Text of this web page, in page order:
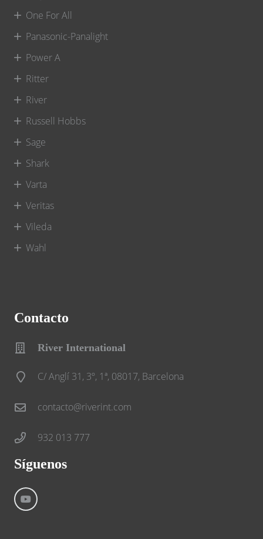
One For All
Panasonic-Panalight
Power A
Ritter
River
Russell Hobbs
Sage
Shark
Varta
Veritas
Vileda
Wahl
Contacto
River International
C/ Anglí 31, 3º, 1ª, 08017, Barcelona
contacto@riverint.com
932 013 777
Síguenos